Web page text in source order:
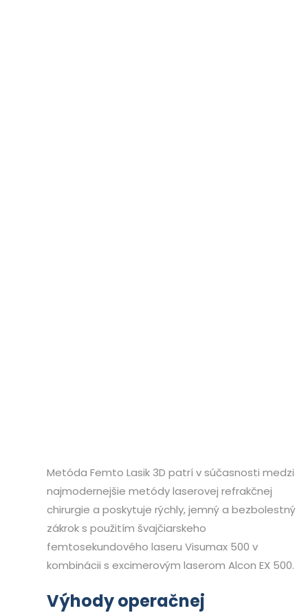
Metóda Femto Lasik 3D patrí v súčasnosti medzi
najmodernejšie metódy laserovej refrakčnej
chirurgie a poskytuje rýchly, jemný a bezbolestný
zákrok s použitím švajčiarskeho
femtosekundového laseru Visumax 500 v
kombinácii s excimerovým laserom Alcon EX 500.
Výhody operačnej